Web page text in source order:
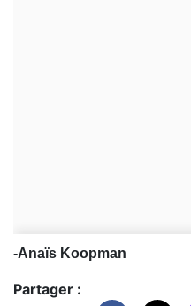
-Anaïs Koopman
Partager :